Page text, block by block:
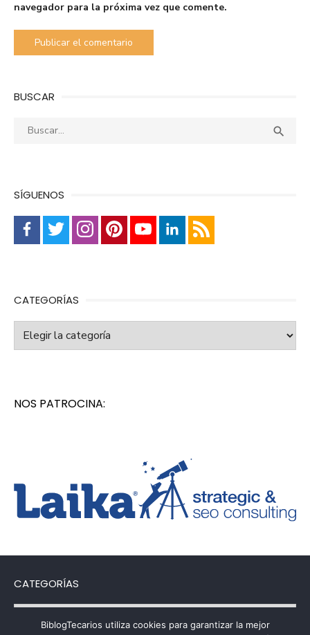
navegador para la próxima vez que comente.
BUSCAR
Buscar: 
SÍGUENOS
CATEGORÍAS
Categorías
NOS PATROCINA:
CATEGORÍAS
Categorías
BiblogTecarios utiliza cookies para garantizar la mejor